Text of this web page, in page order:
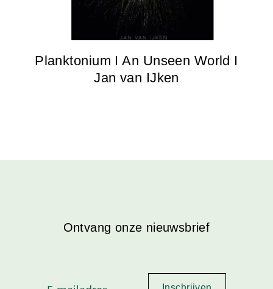
Planktonium I An Unseen World I
Jan van IJken
Ontvang onze nieuwsbrief